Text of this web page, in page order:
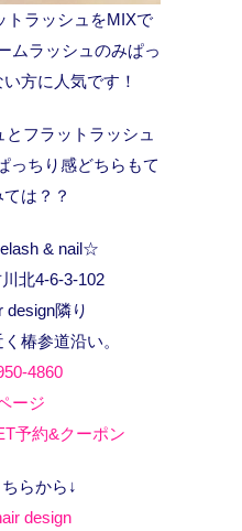
トラッシュをMIXで
ムラッシュのみぱっ
方に人気です！
フラットラッシュ
っちり感どちらもて
は？？
& nail☆
北4-6-3-102
design隣り
椿参道沿い。
4860
ージ
予約&クーポン
らから↓
design